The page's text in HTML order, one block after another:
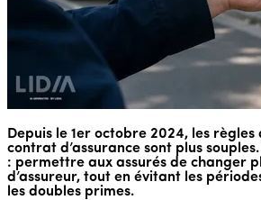
Depuis le 1er octobre 2024, les règles
contrat d’assurance sont plus
: permettre aux assurés de changer
d’assureur, tout en évitant les
les doubles primes.